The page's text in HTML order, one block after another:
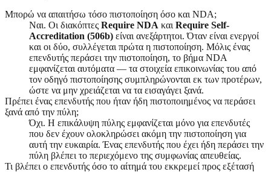
Μπορώ να απαιτήσω τόσο πιστοποίηση όσο και NDA;
Ναι. Οι διακόπτες Require NDA καιRequire Self-
Accreditation (506b) είναι ανεξάρτητοι. Όταν είναι ενεργοί
και οι δύο, συλλέγεται πρώτα η πιστοποίηση. Μόλις ένας
επενδυτής περάσει την πιστοποίηση, το βήμα NDA
εμφανίζεται αυτόματα — τα στοιχεία επικοινωνίας του από
τον οδηγό πιστοποίησης συμπληρώνονται εκ των προτέρων,
ώστε να μην χρειάζεται να τα εισαγάγει ξανά.
Πρέπει ένας επενδυτής που ήταν ήδη πιστοποιημένος να περάσει
ξανά από την πύλη;
Όχι. Η επικάλυψη πύλης εμφανίζεται μόνο για επενδυτές
που δεν έχουν ολοκληρώσει ακόμη την πιστοποίηση για
αυτή την ευκαιρία. Ένας επενδυτής που έχει ήδη περάσει την
πύλη βλέπει το περιεχόμενο της συμφωνίας απευθείας.
Τι βλέπει ο επενδυτής όσο το αίτημά του εκκρεμεί προς εξέτασή